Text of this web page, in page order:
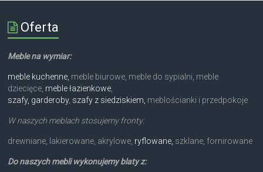
Oferta
Meble na wymiar:
meble kuchenne, meble biurowe, meble do sypialni, meble
dziecięce, meble łazienkowe,
szafy, garderoby, szafy z siedziskiem, meblościanki i przedpokoje
W naszych meblach stosujemy fronty:
drewniane, lakierowane, akrylowe, ryflowane, szklane, fornirowane
Do naszych mebli wykonujemy blaty z: